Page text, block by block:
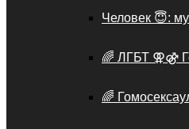
Человек 😇:
🌈 ЛГБТ ⚢⚣
🌈